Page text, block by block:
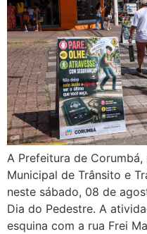
A Prefeitura de
Municipal de Trânsito e
neste sábado, 08 de
Dia do Pedestre. A
esquina com a rua Frei